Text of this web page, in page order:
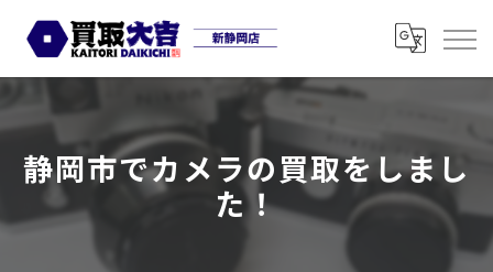
静岡市でカメラの買取をしまし
た！